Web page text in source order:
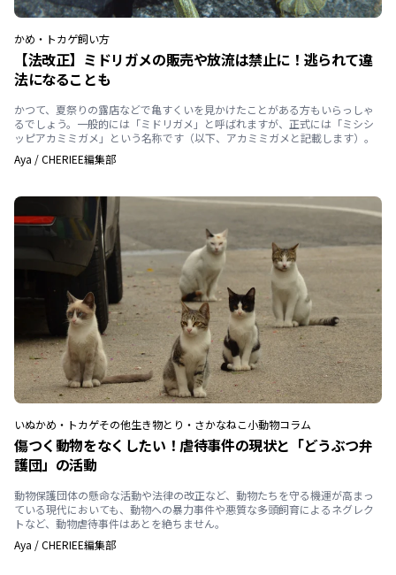
かめ・トカゲ飼い方
【法改正】ミドリガメの販売や放流は禁止に！逃られて違
法になることも
かつて、夏祭りの露店などで亀すくいを見かけたことがある方もいらっしゃ
るでしょう。一般的には「ミドリガメ」と呼ばれますが、正式には「ミシシ
ッピアカミミガメ」という名称です（以下、アカミミガメと記載します）。
Aya /CHERIEE編集部
いぬかめ・トカゲその他生き物とり・さかなねこ小動物コラム
傷つく動物をなくしたい！虐待事件の現状と「どうぶつ弁
護団」の活動
動物保護団体の懸命な活動や法律の改正など、動物たちを守る機運が高まっ
ている現代においても、動物への暴力事件や悪質な多頭飼育によるネグレク
トなど、動物虐待事件はあとを絶ちません。
Aya /CHERIEE編集部